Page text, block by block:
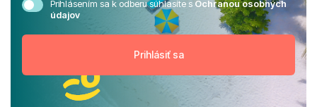
Prihlásením sa k odberu súhlasíte sOchranou osobných
údajov